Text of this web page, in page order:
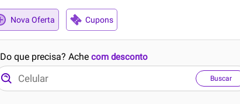
Nova Oferta Cupons
Do que precisa? Ache com desconto
Buscar